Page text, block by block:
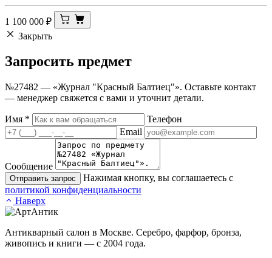
1 100 000 ₽
Закрыть
Запросить предмет
№27482 — «Журнал "Красный Балтиец"». Оставьте контакт
— менеджер свяжется с вами и уточнит детали.
Имя *
Телефон
Email
Сообщение
Отправить запрос
Нажимая кнопку, вы соглашаетесь с
политикой конфиденциальности
Наверх
Антикварный салон в Москве. Серебро, фарфор, бронза,
живопись и книги — с 2004 года.